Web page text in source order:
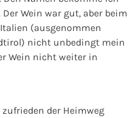
Wein war gut, aber beim
(ausgenommen
nicht unbedingt mein
Wein nicht weiter in
der Heimweg